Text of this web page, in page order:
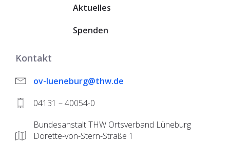
Aktuelles
Spenden
Kontakt
ov-lueneburg@thw.de
04131 – 40054-0
Bundesanstalt THW Ortsverband Lüneburg
Dorette-von-Stern-Straße 1